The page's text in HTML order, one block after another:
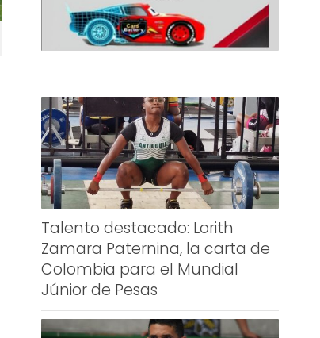
Talento destacado: Lorith
Zamara Paternina, la carta de
Colombia para el Mundial
Júnior de Pesas